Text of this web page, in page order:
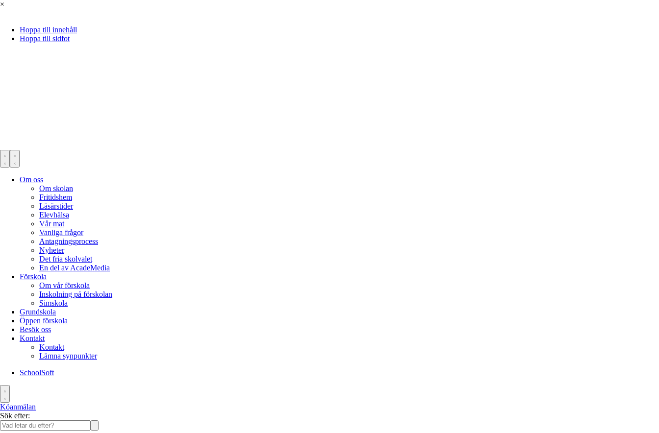
×
Hoppa till innehåll
Hoppa till sidfot
Om oss
Om skolan
Fritidshem
Läsårstider
Elevhälsa
Vår mat
Vanliga frågor
Antagningsprocess
Nyheter
Det fria skolvalet
En del av AcadeMedia
Förskola
Om vår förskola
Inskolning på förskolan
Simskola
Grundskola
Öppen förskola
Besök oss
Kontakt
Kontakt
Lämna synpunkter
SchoolSoft
Köanmälan
Sök efter: